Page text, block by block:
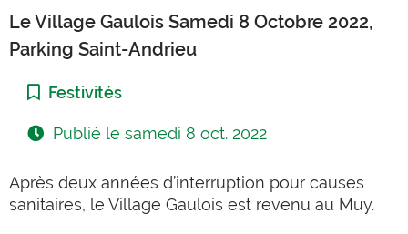
Le Village Gaulois Samedi 8 Octobre 2022,
Parking Saint-Andrieu
Catégorie :
Festivités
Publié le samedi 8 oct. 2022
Après deux années d’interruption pour causes
sanitaires, le Village Gaulois est revenu au Muy.